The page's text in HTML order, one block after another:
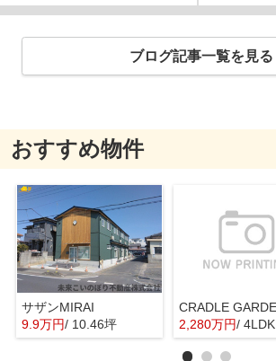
ブログ記事一覧を見る
おすすめ物件
サザンMIRAI
9.9万円/ 10.46坪
2,280万円/ 4LDK